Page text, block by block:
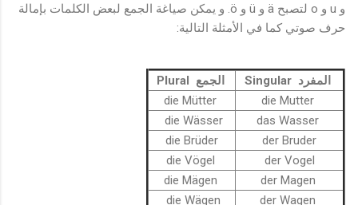
و u و o لتصبح ä و ü و ö. و يمكن صياغة الجمع لبعض الكلمات بإمالة
حرف صوتي كما في الأمثلة التالية:
المفرد Singular
الجمع Plural
die Wässer
der Bruder
die Brüder
der Vogel
die Wägen